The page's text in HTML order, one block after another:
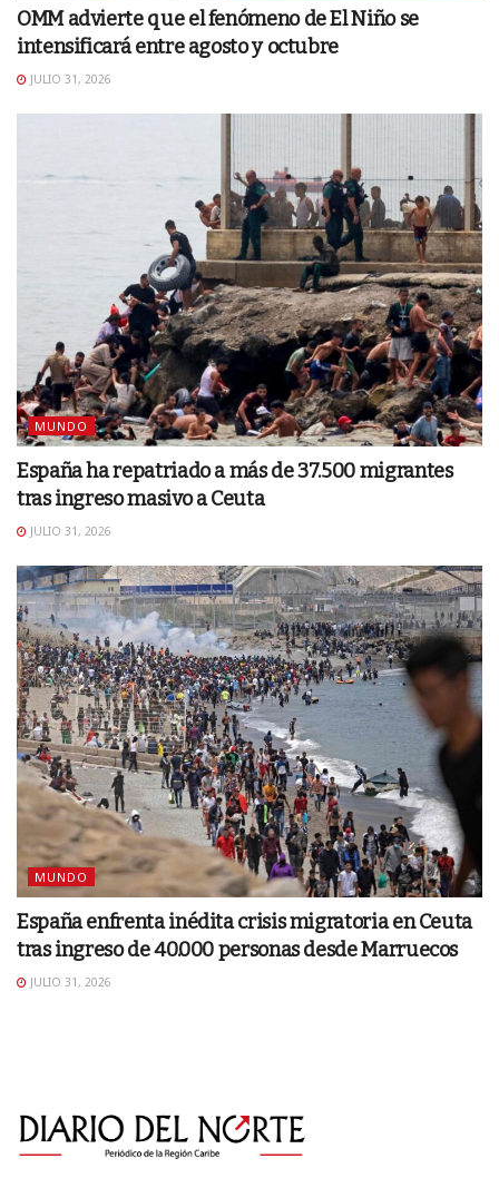
OMM advierte que el fenómeno de El Niño se
intensificará entre agosto y octubre
JULIO 31, 2026
MUNDO
España ha repatriado a más de 37.500 migrantes
tras ingreso masivo a Ceuta
JULIO 31, 2026
MUNDO
España enfrenta inédita crisis migratoria en Ceuta
tras ingreso de 40.000 personas desde Marruecos
JULIO 31, 2026